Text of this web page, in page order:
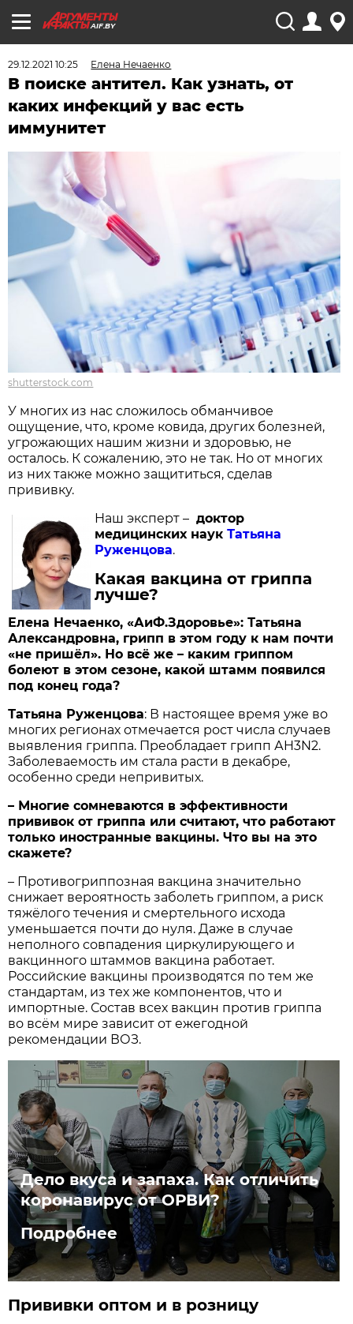
AIF.BY
29.12.2021 10:25 Елена Нечаенко
В поиске антител. Как узнать, от
каких инфекций у вас есть
иммунитет
shutterstock.com
У многих из нас сложилось обманчивое
ощущение, что, кроме ковида, других болезней,
угрожающих нашим жизни и здоровью, не
осталось. К сожалению, это не так. Но от многих
из них также можно защититься, сделав
прививку.
Наш эксперт – доктор
медицинских наукТатьяна
Руженцова.
Какая вакцина от гриппа
лучше?
Елена Нечаенко, «АиФ.Здоровье»: Татьяна
Александровна, грипп в этом году к нам почти
«не пришёл». Но всё же – каким гриппом
болеют в этом сезоне, какой штамм появился
под конец года?
Татьяна Руженцова: В настоящее время уже во
многих регионах отмечается рост числа случаев
выявления гриппа. Преобладает грипп АH3N2.
Заболеваемость им стала расти в декабре,
особенно среди непривитых.
– Многие сомневаются в эффективности
прививок от гриппа или считают, что работают
только иностранные вакцины. Что вы на это
скажете?
– Противогриппозная вакцина значительно
снижает вероятность заболеть гриппом, а риск
тяжёлого течения и смертельного исхода
уменьшается почти до нуля. Даже в случае
неполного совпадения циркулирующего и
вакцинного штаммов вакцина работает.
Российские вакцины производятся по тем же
стандартам, из тех же компонентов, что и
импортные. Состав всех вакцин против гриппа
во всём мире зависит от ежегодной
рекомендации ВОЗ.
Дело вкуса и запаха. Как отличить
коронавирус от ОРВИ?
Подробнее
Прививки оптом и в розницу